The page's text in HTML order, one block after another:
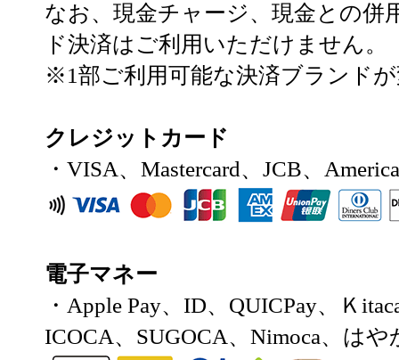
なお、現金チャージ、現金との併
ド決済はご利用いただけません。
※1部ご利用可能な決済ブランド
クレジットカード
・VISA、Mastercard、JCB、
電子マネー
・Apple Pay、ID、QUICPay、Ｋ
ICOCA、SUGOCA、Nimoca、はや